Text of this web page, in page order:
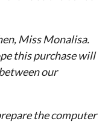
Miss Monalisa.
this purchase will
our
the computer